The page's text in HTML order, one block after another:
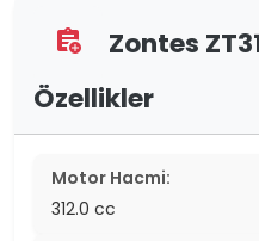
assignment_add
Zontes
Özellikler
Motor Hacmi:
312.0 cc